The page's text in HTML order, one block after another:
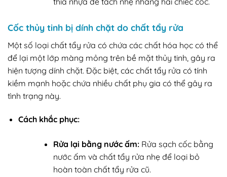
Cốc thủy tinh bị dính chặt do chất tẩy rửa
Một số loại chất tẩy rửa có chứa các chất hóa học có thể
để lại một lớp màng mỏng trên bề mặt thủy tinh, gây ra
hiện tượng dính chặt. Đặc biệt, các chất tẩy rửa có tính
kiềm mạnh hoặc chứa nhiều chất phụ gia có thể gây ra
tình trạng này.
Cách khắc phục:
Rửa lại bằng nước ấm:Rửa sạch cốc bằng
nước ấm và chất tẩy rửa nhẹ để loại bỏ
hoàn toàn chất tẩy rửa cũ.